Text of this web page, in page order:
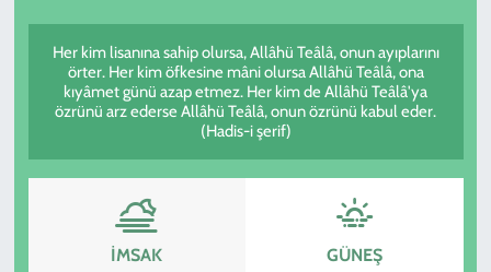
Her kim lisanına sahip olursa, Allâhü Teâlâ, onun ayıplarını
örter. Her kim öfkesine mâni olursa Allâhü Teâlâ, ona
kıyâmet günü azap etmez. Her kim de Allâhü Teâlâ'ya
özrünü arz ederse Allâhü Teâlâ, onun özrünü kabul eder.
(Hadis-i şerif)
İMSAK GÜNEŞ
SPOR
KADIN
Haber Arşivi